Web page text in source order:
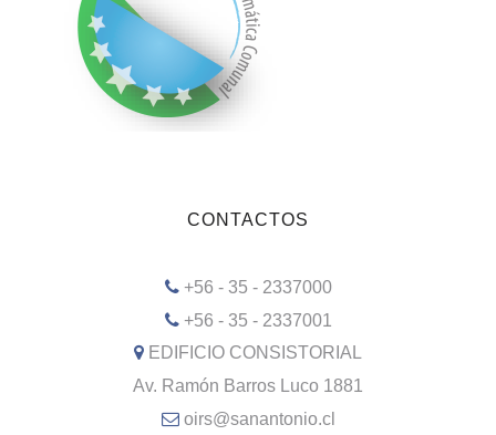
CONTACTOS
+56 - 35 - 2337000
+56 - 35 - 2337001
EDIFICIO CONSISTORIAL
Av. Ramón Barros Luco 1881
oirs@sanantonio.cl